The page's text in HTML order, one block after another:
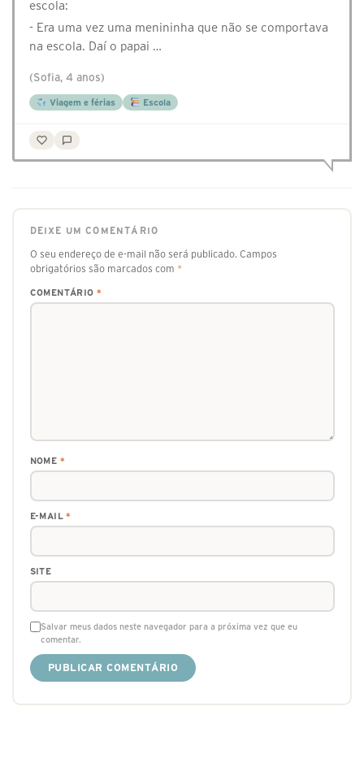
escola:
- Era uma vez uma menininha que não se comportava
na escola. Daí o papai …
(Sofia, 4 anos)
Viagem e férias Escola
DEIXE UM COMENTÁRIO
O seu endereço de e-mail não será publicado. Campos
obrigatórios são marcados com *
COMENTÁRIO *
NOME *
E-MAIL*
SITE
Salvar meus dados neste navegador para a próxima vez que eu
comentar.